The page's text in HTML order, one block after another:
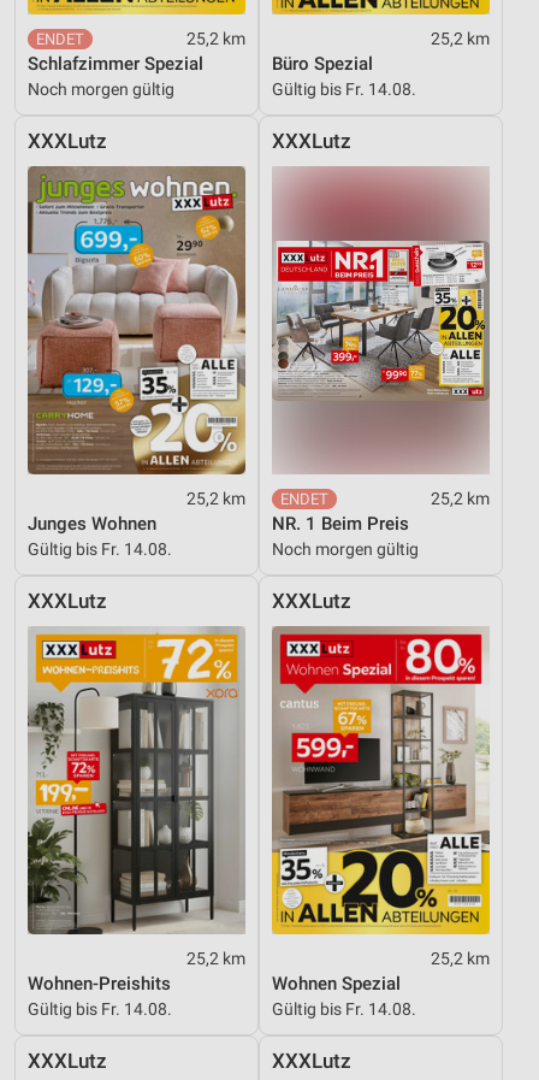
25,2 km
Schlafzimmer Spezial
Noch morgen gültig
25,2 km
Büro Spezial
Gültig bis Fr. 14.08.
XXXLutz
25,2 km
Junges Wohnen
Gültig bis Fr. 14.08.
XXXLutz
25,2 km
NR. 1 Beim Preis
Noch morgen gültig
XXXLutz
25,2 km
Wohnen-Preishits
Gültig bis Fr. 14.08.
XXXLutz
25,2 km
Wohnen Spezial
Gültig bis Fr. 14.08.
XXXLutz XXXLutz